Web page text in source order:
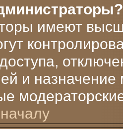
имеют
и